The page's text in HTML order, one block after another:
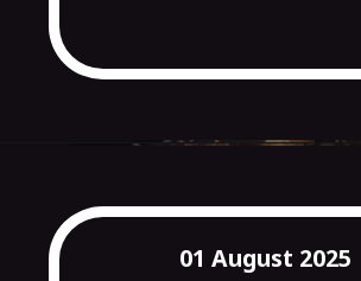
01 August 2025